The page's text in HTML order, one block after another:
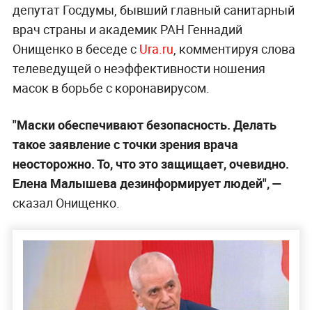
депутат Госдумы, бывший главный санитарный
врач страны и академик РАН Геннадий
Онищенко в беседе с Ura.ru, комментируя слова
телеведущей о неэффективности ношения
масок в борьбе с коронавирусом.
"Маски обеспечивают безопасность. Делать
такое заявление с точки зрения врача
неосторожно. То, что это защищает, очевидно.
Елена Малышева дезинформирует людей", —
сказал Онищенко.